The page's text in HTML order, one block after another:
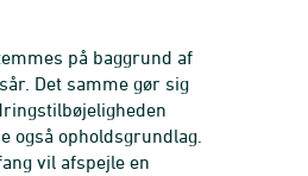
på baggrund af
Det samme gør sig
også opholdsgrundlag.
vil afspejle en